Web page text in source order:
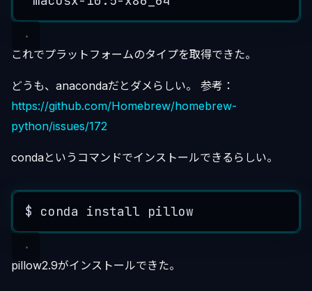
これでプラットフォームのタイプを取得できた。
どうも、anacondaだとダメらしい。 参考：
https://github.com/Homebrew/homebrew-
python/issues/172
condaというコマンドでインストールできるらしい。
$ conda install pillow
pillow2.9がインストールできた。